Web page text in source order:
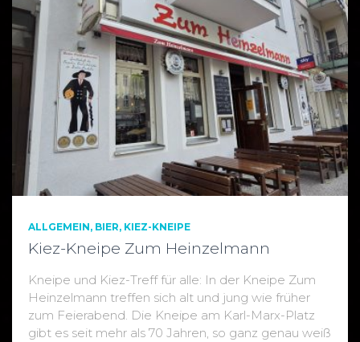
ALLGEMEIN BIER KIEZ-KNEIPE
Kiez-Kneipe Zum Heinzelmann
Kneipe und Kiez-Treff für alle: In der Kneipe Zum
Heinzelmann treffen sich alt und jung wie früher
zum Feierabend. Die Kneipe am Karl-Marx-Platz
gibt es seit mehr als 70 Jahren, so ganz genau weiß